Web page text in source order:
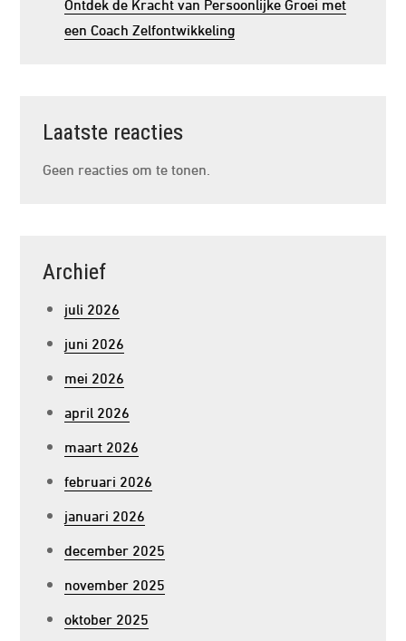
een Coach Zelfontwikkeling
Laatste reacties
Geen reacties om te tonen.
Archief
juli 2026
juni 2026
mei 2026
april 2026
maart 2026
februari 2026
januari 2026
december 2025
november 2025
oktober 2025